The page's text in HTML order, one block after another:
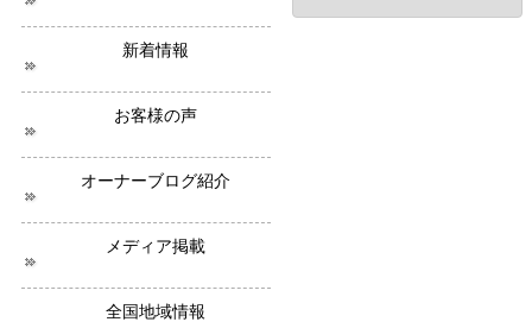
新着情報
お客様の声
オーナーブログ紹介
メディア掲載
全国地域情報
の